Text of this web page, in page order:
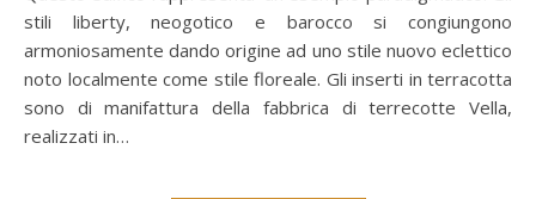
stili liberty, neogotico e barocco si congiungono
armoniosamente dando origine ad uno stile nuovo eclettico
noto localmente come stile floreale. Gli inserti in terracotta
sono di manifattura della fabbrica di terrecotte Vella,
realizzati in…